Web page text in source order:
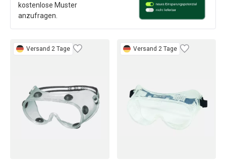
kostenlose Muster
anzufragen.
Versand 2 Tage Versand 2 Tage